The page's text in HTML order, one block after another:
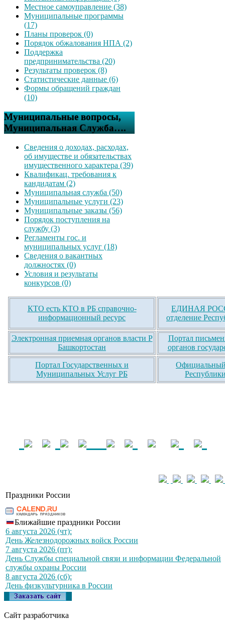
Местное самоуправление (38)
Муниципальные программы
(17)
Планы проверок (0)
Порядок обжалования НПА (2)
Поддержка
предпринимательства (20)
Результаты проверок (8)
Статистические данные (6)
Формы обращений граждан
(10)
Муниципальные вопросы,
Муниципальная Служба….
Сведения о доходах, расходах,
об имуществе и обязательствах
имущественного характера (39)
Квалификац. требования к
кандидатам (2)
Муниципальная служба (50)
Муниципальные услуги (23)
Муниципальные заказы (56)
Порядок поступления на
службу (3)
Регламенты гос. и
муниципальных услуг (18)
Сведения о вакантных
должностях (0)
Условия и результаты
конкурсов (0)
КТО есть КТО в РБ справочно-
информационный ресурс
ЕДИНАЯ
отделение
Электронная приемная органов власти Р
Башкортостан
Портал
органов
Портал Государственных и
Муниципальных Услуг РБ
Официальный
Праздники России
Ближайшие праздники России
6 августа 2026 (чт):
День Железнодорожных войск России
7 августа 2026 (пт):
День Службы специальной связи и информации Федеральной
службы охраны России
8 августа 2026 (сб):
День физкультурника в России
Сайт разработчика